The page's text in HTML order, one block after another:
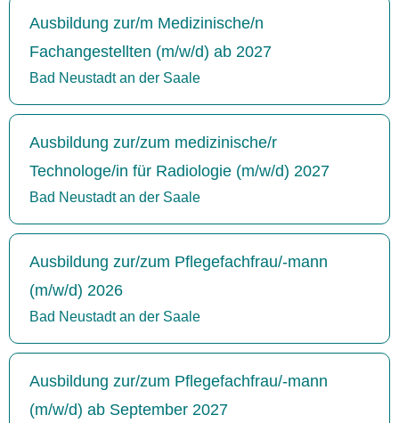
Ausbildung zur/m Medizinische/n
Fachangestellten (m/w/d) ab 2027
Bad Neustadt an der Saale
Ausbildung zur/zum medizinische/r
Technologe/in für Radiologie (m/w/d) 2027
Bad Neustadt an der Saale
Ausbildung zur/zum Pflegefachfrau/-mann
(m/w/d) 2026
Bad Neustadt an der Saale
Ausbildung zur/zum Pflegefachfrau/-mann
(m/w/d) ab September 2027